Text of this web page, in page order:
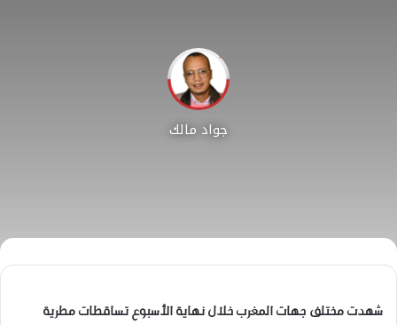
جواد مالك
شهدت مختلف جهات المغرب خلال نهاية الأسبوع تساقطات مطرية